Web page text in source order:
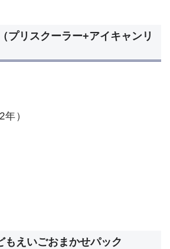
プリスクーラー+アイキャンリ
）
えいごおまかせパック